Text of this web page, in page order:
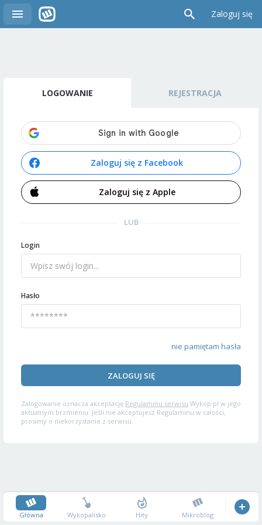
Zaloguj się
LOGOWANIE REJESTRACJA
Zaloguj się z Facebook
Zaloguj się z Apple
LUB
Login
Hasło
nie pamiętam hasła
ZALOGUJ SIĘ
Zalogowanie oznacza akceptację Regulaminu serwisu Wykop.pl w jego
aktualnym brzmieniu. Jeśli nie akceptujesz Regulaminu w całości,
prosimy o niekorzystanie z serwisu.
Główna Wykopalisko Hity Mikroblog